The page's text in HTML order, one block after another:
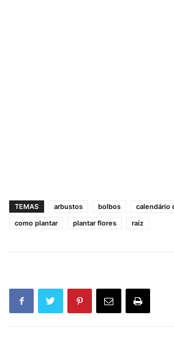
TEMAS arbustos bolbos
calendário
como plantar
plantar flores raíz